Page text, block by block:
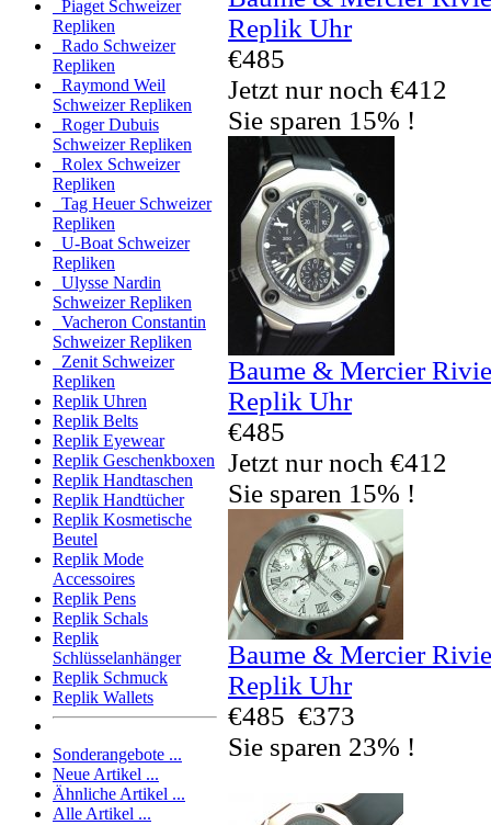
Piaget Schweizer
Repliken
Rado Schweizer
Repliken
Raymond Weil
Schweizer Repliken
Roger Dubuis
Schweizer Repliken
Rolex Schweizer
Repliken
Tag Heuer Schweizer
Repliken
U-Boat Schweizer
Repliken
Ulysse Nardin
Schweizer Repliken
Vacheron Constantin
Schweizer Repliken
Zenit Schweizer
Repliken
Replik Uhren
Replik Belts
Replik Eyewear
Replik Geschenkboxen
Replik Handtaschen
Replik Handtücher
Replik Kosmetische
Beutel
Replik Mode
Accessoires
Replik Pens
Replik Schals
Replik
Schlüsselanhänger
Replik Schmuck
Replik Wallets
Sonderangebote ...
Neue Artikel ...
Ähnliche Artikel ...
Alle Artikel ...
Replik Uhr
€485
Jetzt nur noch €412
Sie sparen 15% !
Baume & Mercier
Replik Uhr
€485
Jetzt nur noch €412
Sie sparen 15% !
Baume & Mercier
Replik Uhr
€485 €373
Sie sparen 23% !